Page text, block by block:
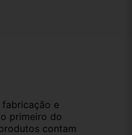
e
primeiro do
contam